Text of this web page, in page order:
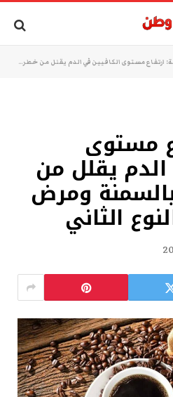
مستوى الكافيين في الدم يقلل من خطر الإصابة بالسمنة ومرض السكري من النوع الثاني
مستوى
يقلل من
ومرض
الثاني